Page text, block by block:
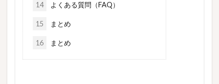
14 よくある質問（FAQ）
15 まとめ
16 まとめ